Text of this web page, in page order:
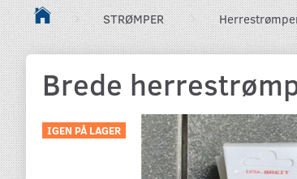
STRØMPER
Brede
IGEN PÅ LAGER